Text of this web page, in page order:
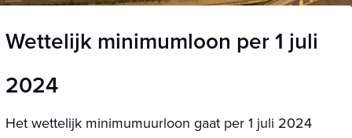
Wettelijk minimumloon per 1 juli
2024
Het wettelijk minimumuurloon gaat per 1 juli 2024